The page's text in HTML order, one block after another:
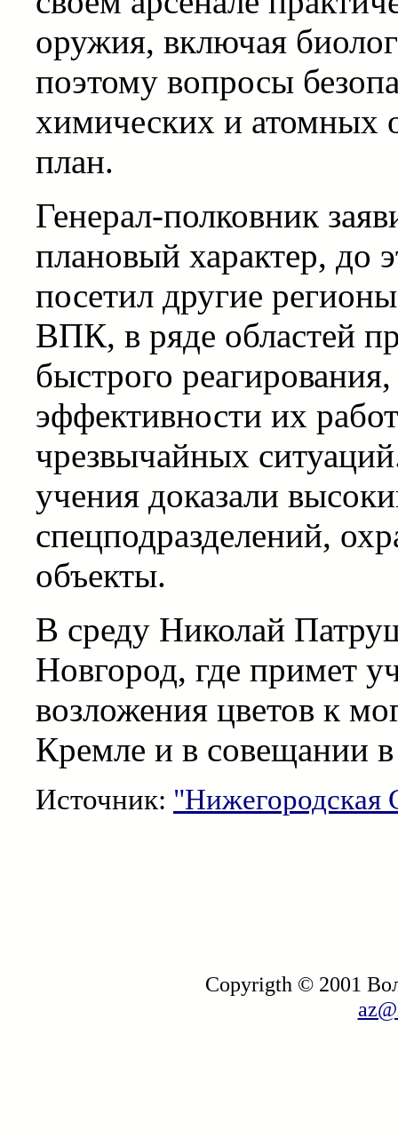
оружия, включая
поэтому вопросы
химических и атомных
план.
Генерал-полковник
плановый характер, до
посетил другие
ВПК, в ряде областей
быстрого
эффективности их
чрезвычайных
учения доказали
спецподразделений,
объекты.
В среду Николай
Новгород, где примет
возложения цветов к
Кремле и в совещании в
Источник: "Нижегородская
Copyrigth © 2001